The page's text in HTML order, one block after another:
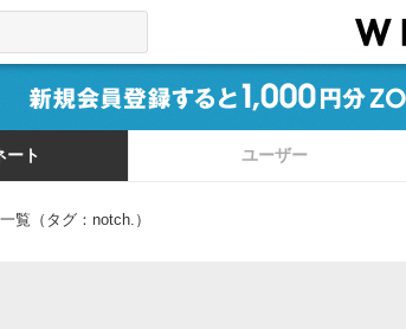
ーザーを探す
ート ユーザー
覧（タグ：notch.）